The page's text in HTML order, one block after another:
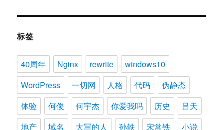
标签
40周年 Nginx rewrite
windows10
WordPress
一切网 人格 代码
伪静态
体验
何俊 何宇杰 你爱我吗 历史
吕天
地产
域名 大写的人 孙轶 宋常铁
小说